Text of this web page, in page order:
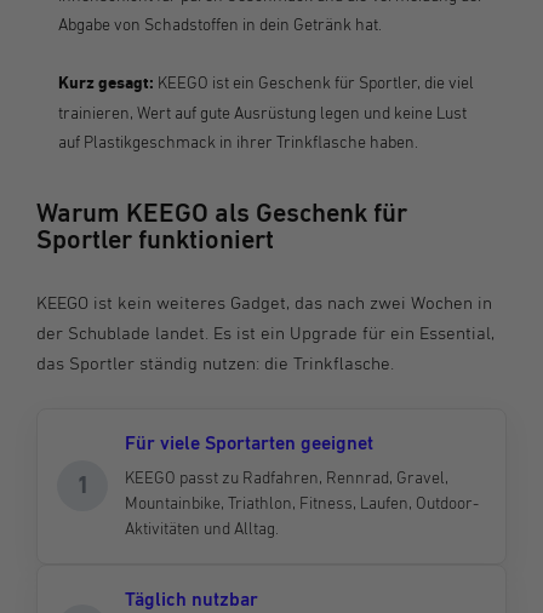
Abgabe von Schadstoffen in dein Getränk hat.
Kurz gesagt: KEEGO ist ein Geschenk für Sportler, die viel
trainieren, Wert auf gute Ausrüstung legen und keine Lust
auf Plastikgeschmack in ihrer Trinkflasche haben.
Warum KEEGO als Geschenk für
Sportler funktioniert
KEEGO ist kein weiteres Gadget, das nach zwei Wochen in
der Schublade landet. Es ist ein Upgrade für ein Essential,
das Sportler ständig nutzen: die Trinkflasche.
1
Für viele Sportarten geeignet
KEEGO passt zu Radfahren, Rennrad, Gravel,
Mountainbike, Triathlon, Fitness, Laufen, Outdoor-
Aktivitäten und Alltag.
Täglich nutzbar